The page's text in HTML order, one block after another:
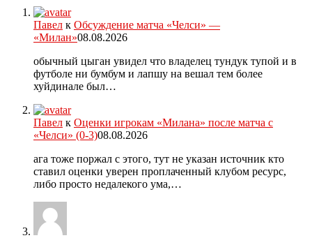
Павел к Обсуждение матча «Челси» —
«Милан»08.08.2026
обычный цыган увидел что владелец тундук тупой и в
футболе ни бумбум и лапшу на вешал тем более
хуйдинале был…
Павел к Оценки игрокам «Милана» после матча с
«Челси» (0-3)08.08.2026
ага тоже поржал с этого, тут не указан источник кто
ставил оценки уверен проплаченный клубом ресурс,
либо просто недалекого ума,…